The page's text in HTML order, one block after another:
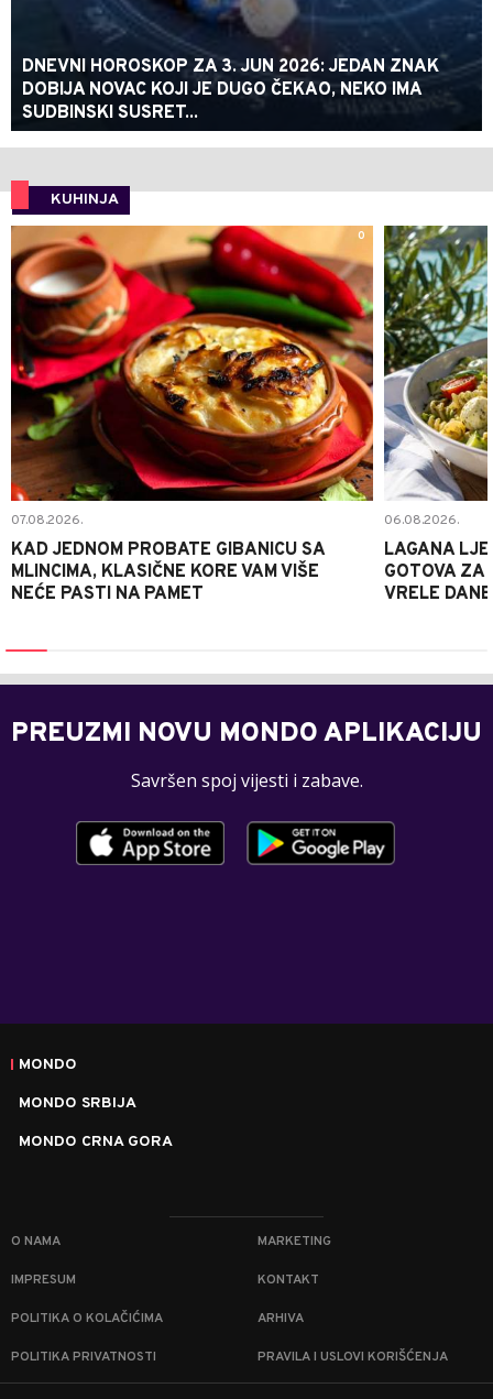
DNEVNI HOROSKOP ZA 3. JUN 2026: JEDAN ZNAK
DOBIJA NOVAC KOJI JE DUGO ČEKAO, NEKO IMA
SUDBINSKI SUSRET...
KUHINJA
0
07.08.2026.
KAD JEDNOM PROBATE GIBANICU SA
MLINCIMA, KLASIČNE KORE VAM VIŠE
NEĆE PASTI NA PAMET
06.08.2026.
LAGANA
GOTOVA ZA
VRELE DANE
PREUZMI NOVU MONDO APLIKACIJU
Savršen spoj vijesti i zabave.
MONDO
MONDO SRBIJA
MONDO CRNA GORA
O NAMA MARKETING
IMPRESUM KONTAKT
POLITIKA O KOLAČIĆIMA ARHIVA
POLITIKA PRIVATNOSTI PRAVILA I USLOVI KORIŠĆENJA